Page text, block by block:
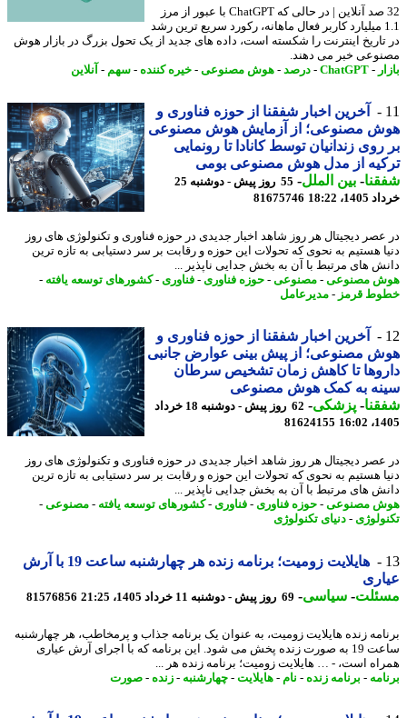
32 صد آنلاین | در حالی که ChatGPT با عبور از مرز
1.1 میلیارد کاربر فعال ماهانه، رکورد سریع ترین رشد
اینترنت را شکسته است، داده های جدید از یک تحول بزرگ در بازار هوش
خبر می دهند.
-
ChatGPT
-درصد-هوش مصنوعی-خیره کننده-سهم-آنلاین
آخرین اخبار شفقنا از حوزه فناوری و
مصنوعی؛ از آزمایش هوش مصنوعی
زندانیان توسط کانادا تا رونمایی
از مدل هوش مصنوعی بومی
-بین الملل-
55 روز پیش - دوشنبه 25
18:22
81675746
دیجیتال هر روز شاهد اخبار جدیدی در حوزه فناوری و تکنولوژی های روز
هستیم به نحوی که تحولات این حوزه و رقابت بر سر دستیابی به تازه ترین
های مرتبط با آن به بخش جدایی ناپذیر ...
مصنوعی-مصنوعی-حوزه فناوری- فناوری- کشورهای توسعه یافته -
قرمز- مدیرعامل
آخرین اخبار شفقنا از حوزه فناوری و
مصنوعی؛ از پیش بینی عوارض جانبی
تا کاهش زمان تشخیص سرطان
به کمک هوش مصنوعی
-پزشکی-
62 روز پیش - دوشنبه 18 خرداد
81624155
دیجیتال هر روز شاهد اخبار جدیدی در حوزه فناوری و تکنولوژی های روز
هستیم به نحوی که تحولات این حوزه و رقابت بر سر دستیابی به تازه ترین
های مرتبط با آن به بخش جدایی ناپذیر ...
مصنوعی-حوزه فناوری- فناوری- کشورهای توسعه یافته -مصنوعی-
-دنیای تکنولوژی
هایلایت زومیت؛ برنامه زنده هر چهارشنبه ساعت 19 با آرش
-سیاسی-69 روز پیش - دوشنبه 11 خرداد 1405، 21:25 81576856
زنده هایلایت زومیت، به عنوان یک برنامه جذاب و پرمخاطب، هر چهارشنبه
ساعت 19 به صورت زنده پخش می شود. این برنامه که با اجرای آرش عیاری
است، - … هایلایت زومیت؛ برنامه زنده هر ...
-برنامه زنده -نام -هایلایت-چهارشنبه-زنده -صورت